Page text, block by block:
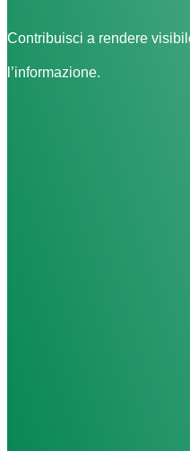
Contribuisci a rendere
l’informazione.